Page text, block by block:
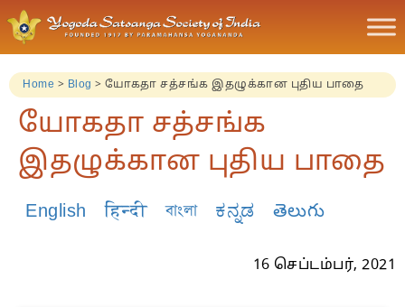
Home > Blog > யோகதா சத்சங்க இதழுக்கான புதிய பாதை
யோகதா சத்சங்க
இதழுக்கான புதிய பாதை
English हिन्दी বাংলা ಕನ್ನಡ తెలుగు
16 செப்டம்பர், 2021